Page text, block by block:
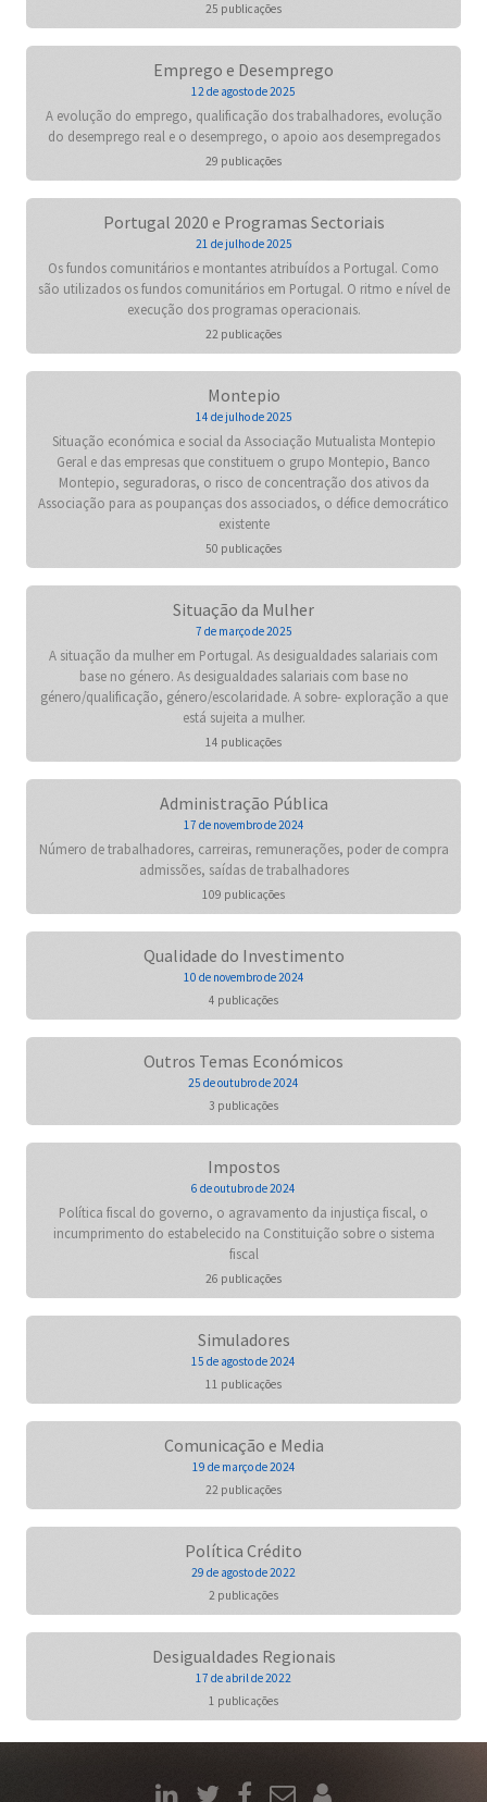
25 publicações
Emprego e Desemprego
12 de agosto de 2025
A evolução do emprego, qualificação dos trabalhadores, evolução
do desemprego real e o desemprego, o apoio aos desempregados
29 publicações
Portugal 2020 e Programas Sectoriais
21 de julho de 2025
Os fundos comunitários e montantes atribuídos a Portugal. Como
são utilizados os fundos comunitários em Portugal. O ritmo e nível de
execução dos programas operacionais.
22 publicações
Montepio
14 de julho de 2025
Situação económica e social da Associação Mutualista Montepio
Geral e das empresas que constituem o grupo Montepio, Banco
Montepio, seguradoras, o risco de concentração dos ativos da
Associação para as poupanças dos associados, o défice democrático
existente
50 publicações
Situação da Mulher
7 de março de 2025
A situação da mulher em Portugal. As desigualdades salariais com
base no género. As desigualdades salariais com base no
género/qualificação, género/escolaridade. A sobre- exploração a que
está sujeita a mulher.
14 publicações
Administração Pública
17 de novembro de 2024
Número de trabalhadores, carreiras, remunerações, poder de compra
admissões, saídas de trabalhadores
109 publicações
Qualidade do Investimento
10 de novembro de 2024
4 publicações
Outros Temas Económicos
25 de outubro de 2024
3 publicações
Impostos
6 de outubro de 2024
Política fiscal do governo, o agravamento da injustiça fiscal, o
incumprimento do estabelecido na Constituição sobre o sistema
fiscal
26 publicações
Simuladores
15 de agosto de 2024
11 publicações
Comunicação e Media
19 de março de 2024
22 publicações
Política Crédito
29 de agosto de 2022
2 publicações
Desigualdades Regionais
17 de abril de 2022
1 publicações